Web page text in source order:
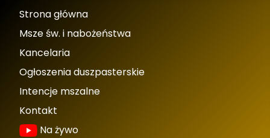
Strona główna
Msze św. i nabożeństwa
Kancelaria
Ogłoszenia duszpasterskie
Intencje mszalne
Kontakt
Na żywo